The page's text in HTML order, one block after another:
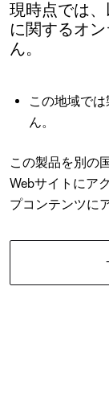
現時点では
に関するオ
ん。
この地域で
ん。
この製品を別の
Webサイトにア
プコンテンツに